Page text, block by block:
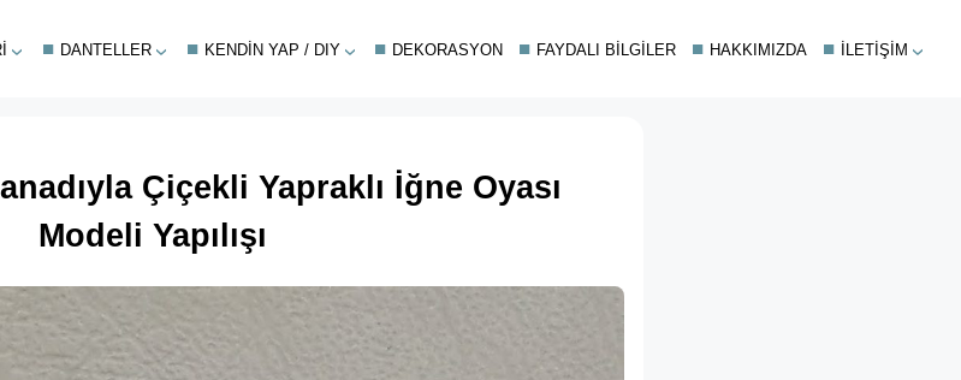
DANTELLER KENDIN YAP / DIY DEKORASYON FAYDALI BILGILER HAKKIMIZDA İLETIŞIM
Çiçekli Yapraklı İğne Oyası
Modeli Yapılışı